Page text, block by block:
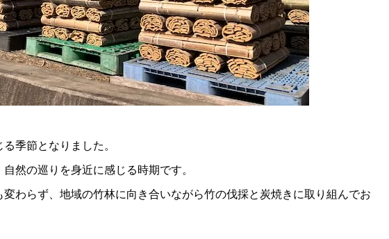
季節となりました。
然の巡りを身近に感じる時期です。
わらず、地域の竹林に向き合いながら竹の伐採と炭焼きに取り組んでお